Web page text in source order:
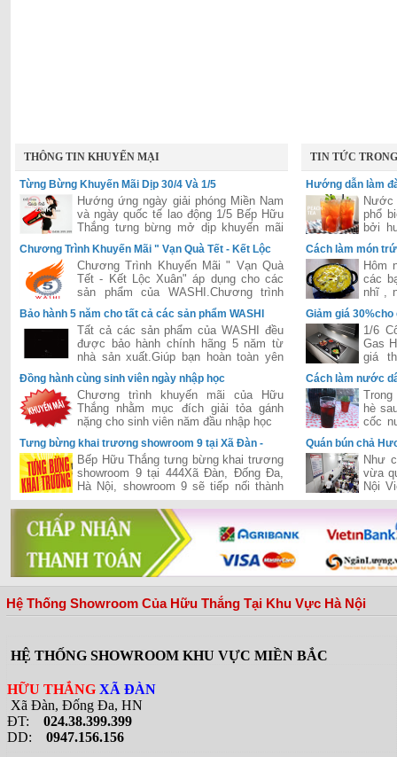
THÔNG TIN KHUYẾN MẠI
Từng Bừng Khuyến Mãi Dịp 30/4 Và 1/5
Hướng ứng ngày giải phóng Miền Nam
và ngày quốc tế lao động 1/5 Bếp Hữu
Thắng tưng bừng mở dịp khuyến mãi
lớn áp dụng cho tất các hệ thống của
Hữu Thắng trên toàn quốc
Chương Trình Khuyến Mãi " Vạn Quà Tết - Kết Lộc
Chương Trình Khuyến Mãi " Vạn Quà
Tết - Kết Lộc Xuân" áp dụng cho các
sản phẩm của WASHI.Chương trình
được đánh giá là lớn nhất năm 2015
của hãng WASHI
Bảo hành 5 năm cho tất cả các sản phẩm WASHI
Tất cả các sản phẩm của WASHI đều
được bảo hành chính hãng 5 năm từ
nhà sản xuất.Giúp bạn hoàn toàn yên
tâm trong suốt quá trình sử dụng.
Đồng hành cùng sinh viên ngày nhập học
Chương trình khuyến mãi của Hữu
Thắng nhằm mục đích giải tỏa gánh
nặng cho sinh viên năm đầu nhập học
Tưng bừng khai trương showroom 9 tại Xã Đàn -
Đống Đa - Hà NộiBếp Hữu Thắng tưng bừng khai trương
showroom 9 tại 444Xã Đàn, Đống Đa,
Hà Nội, showroom 9 sẽ tiếp nối thành
công của chuỗi siêu thị của Hữu Thắng
đã khai trương và hiện đang vận hành
hiệu quả trên cả hai miền Nam-Bắc,
đưa Hữu Thắng gần hơn với vị trí nhà
phân phối hàng đầu bếp và thiết bị bếp
tại Việt Nam
TIN TỨC
Hướng dẫn làm
phổ
bởi
hấp
Cách làm món
Hôm
các
nhĩ ,
Giảm giá
1/6
Gas
giá
tiếng
Cách làm nước
hè
cốc
thì
Quán bún chả
khi đón TổngNhư
vừa
Nội
tổng
quán
Hệ Thống Showroom Của Hữu Thắng Tại Khu Vực Hà Nội
HỆ THỐNG SHOWROOM KHU VỰC MIỀN BẮC
HỮU THẮNG XÃ ĐÀN
Xã Đàn, Đống Đa, HN
ĐT: 024.38.399.399
DD:
0947.156.156